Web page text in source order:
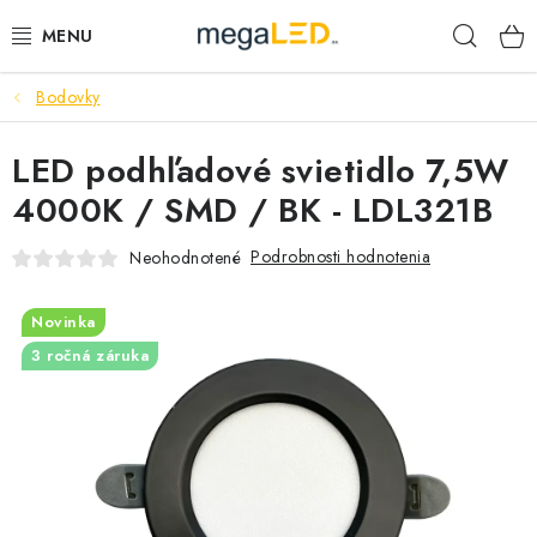
na
PRIEMYSEL
SVIETIDLÁ
ŽIAROVKY A TRUBICE
ELEKTROMATERIÁL
SAMSUNG SVIETIDLÁ
Bodovky
LED podhľadové svietidlo 7,5W
4000K / SMD / BK - LDL321B
Neohodnotené Podrobnosti hodnotenia
Novinka
3 ročná záruka